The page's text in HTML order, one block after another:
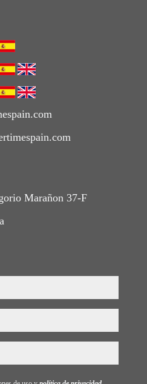
Marañon 37-F